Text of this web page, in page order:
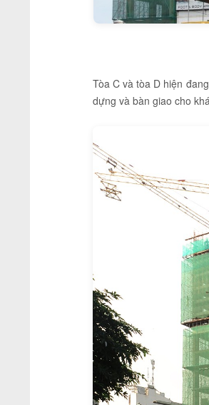
Tòa C và tòa D hiện
dựng và bàn giao cho